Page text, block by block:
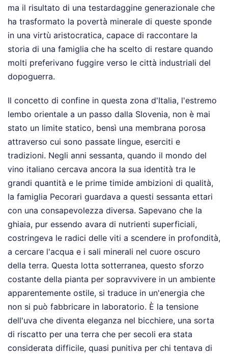
ma il risultato di una testardaggine generazionale che
ha trasformato la povertà minerale di queste sponde
in una virtù aristocratica, capace di raccontare la
storia di una famiglia che ha scelto di restare quando
molti preferivano fuggire verso le città industriali del
dopoguerra.
Il concetto di confine in questa zona d'Italia, l'estremo
lembo orientale a un passo dalla Slovenia, non è mai
stato un limite statico, bensì una membrana porosa
attraverso cui sono passate lingue, eserciti e
tradizioni. Negli anni sessanta, quando il mondo del
vino italiano cercava ancora la sua identità tra le
grandi quantità e le prime timide ambizioni di qualità,
la famiglia Pecorari guardava a questi sessanta ettari
con una consapevolezza diversa. Sapevano che la
ghiaia, pur essendo avara di nutrienti superficiali,
costringeva le radici delle viti a scendere in profondità,
a cercare l'acqua e i sali minerali nel cuore oscuro
della terra. Questa lotta sotterranea, questo sforzo
costante della pianta per sopravvivere in un ambiente
apparentemente ostile, si traduce in un'energia che
non si può fabbricare in laboratorio. È la tensione
dell'uva che diventa eleganza nel bicchiere, una sorta
di riscatto per una terra che per secoli era stata
considerata difficile, quasi punitiva per chi tentava di